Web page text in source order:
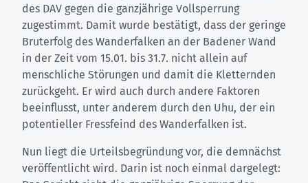
des DAV gegen die ganzjährige Vollsperrung
zugestimmt. Damit wurde bestätigt, dass der geringe
Bruterfolg des Wanderfalken an der Badener Wand
in der Zeit vom 15.01. bis 31.7. nicht allein auf
menschliche Störungen und damit die Kletternden
zurückgeht. Er wird auch durch andere Faktoren
beeinflusst, unter anderem durch den Uhu, der ein
potentieller Fressfeind des Wanderfalken ist.
Nun liegt die Urteilsbegründung vor, die demnächst
veröffentlicht wird. Darin ist noch einmal dargelegt: